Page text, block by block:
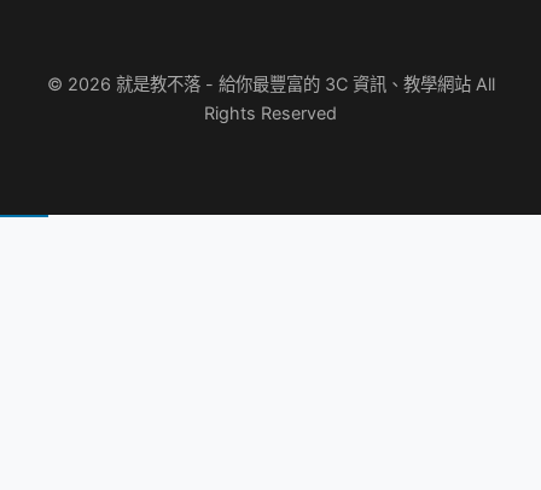
© 2026 就是教不落 - 給你最豐富的 3C 資訊、教學網站 All
Rights Reserved